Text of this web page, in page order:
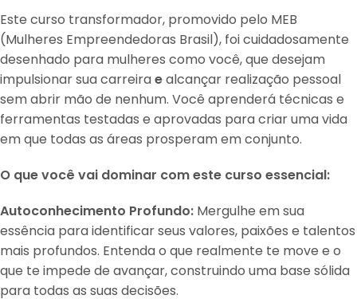
Este curso transformador, promovido pelo MEB
(Mulheres Empreendedoras Brasil), foi cuidadosamente
desenhado para mulheres como você, que desejam
impulsionar sua carreiraealcançar realização pessoal
sem abrir mão de nenhum. Você aprenderá técnicas e
ferramentas testadas e aprovadas para criar uma vida
em que todas as áreas prosperam em conjunto.
O que você vai dominar com este curso essencial:
Autoconhecimento Profundo: Mergulhe em sua
essência para identificar seus valores, paixões e talentos
mais profundos. Entenda o que realmente te move e o
que te impede de avançar, construindo uma base sólida
para todas as suas decisões.